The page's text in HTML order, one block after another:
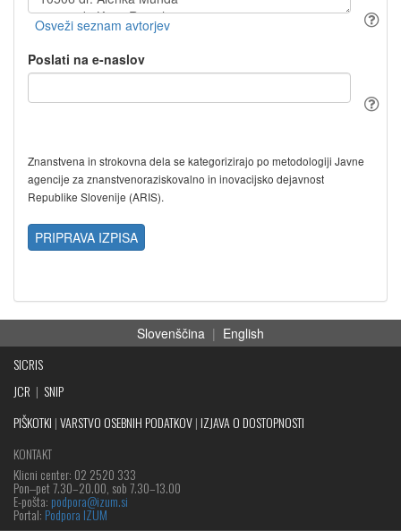
Poslati na e-naslov
Znanstvena in strokovna dela se kategorizirajo po metodologiji Javne
agencije za znanstvenoraziskovalno in inovacijsko dejavnost
Republike Slovenije (ARIS).
PRIPRAVA IZPISA
Slovenščina | English
SICRIS
JCR | SNIP
PIŠKOTKI |VARSTVO OSEBNIH PODATKOV| IZJAVA O DOSTOPNOSTI
KONTAKT
Klicni center: 02 2520 333
Pon‒pet 7.30–20.00, sob 7.30–13.00
E-pošta: podpora@izum.si
Portal: Podpora IZUM